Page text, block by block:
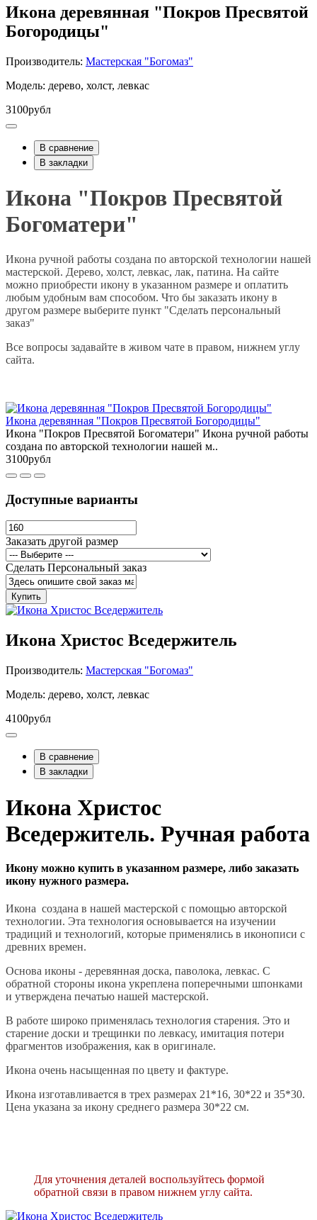
Икона деревянная "Покров Пресвятой
Богородицы"
Производитель: Мастерская "Богомаз"
Модель: дерево, холст, левкас
3100рубл
В сравнение
В закладки
Икона "Покров Пресвятой
Богоматери"
Икона ручной работы создана по авторской технологии нашей
мастерской. Дерево, холст, левкас, лак, патина. На сайте
можно приобрести икону в указанном размере и оплатить
любым удобным вам способом. Что бы заказать икону в
другом размере выберите пункт "Сделать персональный
заказ"
Все вопросы задавайте в живом чате в правом, нижнем углу
сайта.
Икона деревянная "Покров Пресвятой Богородицы"
Икона "Покров Пресвятой Богоматери" Икона ручной работы
создана по авторской технологии нашей м..
3100рубл
Доступные варианты
Заказать другой размер
Сделать Персональный заказ
Купить
Икона Христос Вседержитель
Производитель: Мастерская "Богомаз"
Модель: дерево, холст, левкас
4100рубл
В сравнение
В закладки
Икона Христос
Вседержитель. Ручная работа
Икону можно купить в указанном размере, либо заказать
икону нужного размера.
Икона создана в нашей мастерской с помощью авторской
технологии. Эта технология основывается на изучении
традиций и технологий, которые применялись в иконописи с
древних времен.
Основа иконы - деревянная доска, паволока, левкас. С
обратной стороны икона укреплена поперечными шпонками
и утверждена печатью нашей мастерской.
В работе широко применялась технология старения. Это и
старение доски и трещинки по левкасу, имитация потери
фрагментов изображения, как в оригинале.
Икона очень насыщенная по цвету и фактуре.
Икона изготавливается в трех размерах 21*16, 30*22 и 35*30.
Цена указана за икону среднего размера 30*22 см.
Для уточнения деталей воспользуйтесь формой
обратной связи в правом нижнем углу сайта.